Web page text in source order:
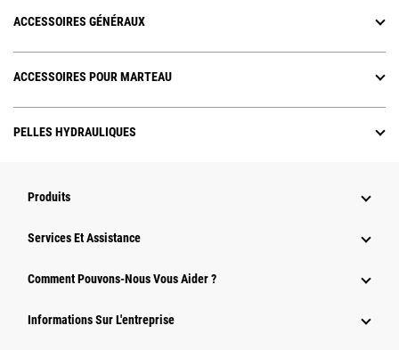
ACCESSOIRES GÉNÉRAUX
ACCESSOIRES POUR MARTEAU
PELLES HYDRAULIQUES
Produits
Services Et Assistance
Comment Pouvons-Nous Vous Aider ?
Informations Sur L'entreprise